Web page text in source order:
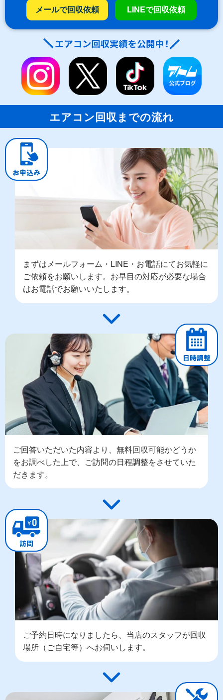
メールで回収依頼 LINEで回収依頼
エアコン回収までの流れ
まずはメールフォーム・LINE・お電話にてお気軽に
ご依頼をお願いします。お早目の対応が必要な場合
はお電話でお願いいたします。
ご回答いただいた内容より、無料回収可能かどうか
をお調べした上で、ご訪問の日程調整をさせていた
だきます。
ご予約日時になりましたら、当店のスタッフが回収
場所（ご自宅等）へお伺いします。